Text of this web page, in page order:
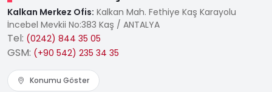
Kalkan Merkez Ofis: Kalkan Mah. Fethiye Kaş Karayolu
İncebel Mevkii No:383 Kaş / ANTALYA
Tel: (0242) 844 35 05
GSM: (+90 542) 235 34 35
Konumu Göster